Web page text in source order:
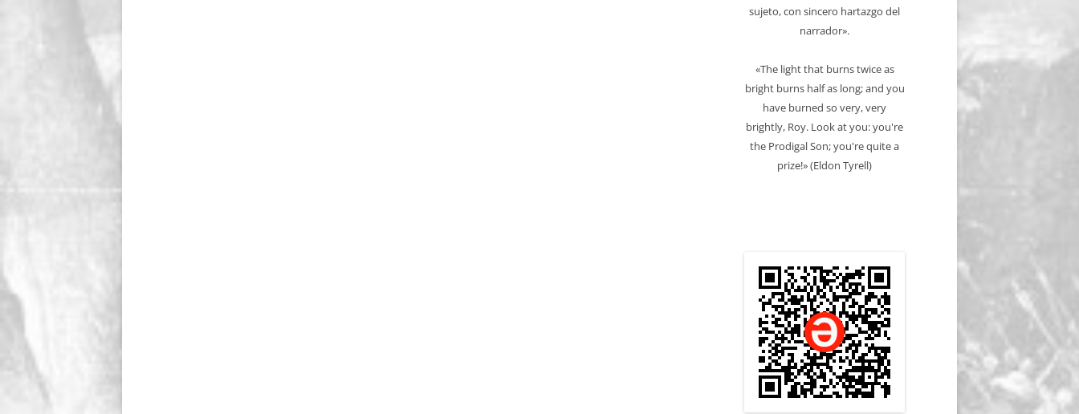
sujeto, con sincero hartazgo del
narrador».
«The light that burns twice as
bright burns half as long; and you
have burned so very, very
brightly, Roy. Look at you: you're
the Prodigal Son; you're quite a
prize!» (Eldon Tyrell)